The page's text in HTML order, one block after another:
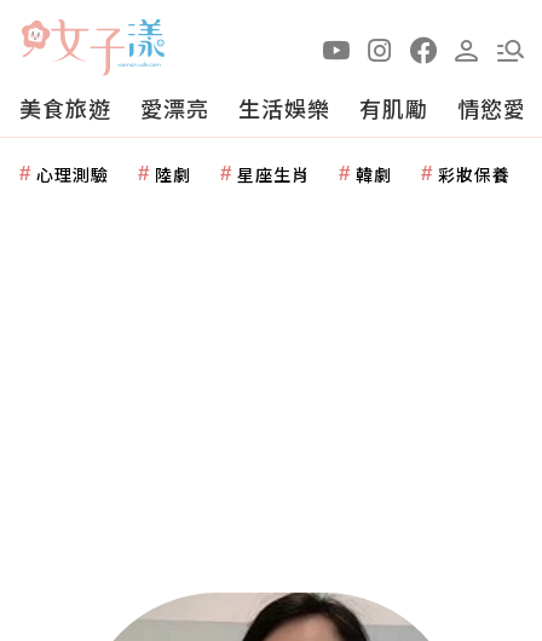
美食旅遊 愛漂亮 生活娛樂 有肌勵 情慾愛
心理測驗 陸劇 星座生肖 韓劇 彩妝保養